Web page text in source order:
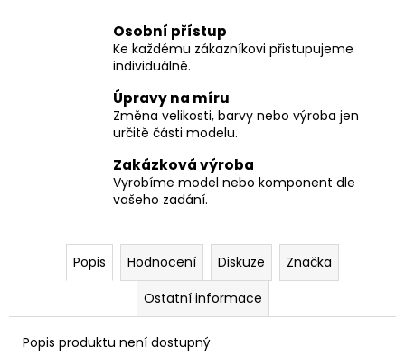
Osobní přístup
Ke každému zákazníkovi přistupujeme
individuálně.
Úpravy na míru
Změna velikosti, barvy nebo výroba jen
určitě části modelu.
Zakázková výroba
Vyrobíme model nebo komponent dle
vašeho zadání.
Popis Hodnocení Diskuze
Značka
Ostatní informace
Popis produktu není dostupný